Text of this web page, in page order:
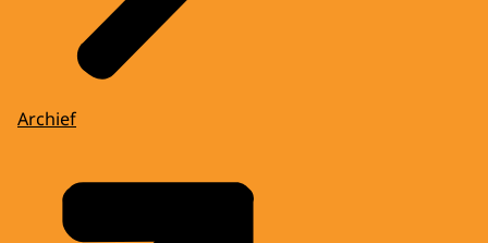
Archief